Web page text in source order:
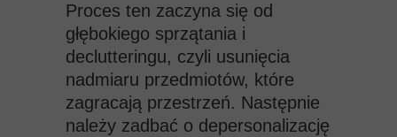
Proces ten zaczyna się od
głębokiego sprzątania i
declutteringu, czyli usunięcia
nadmiaru przedmiotów, które
zagracają przestrzeń. Następnie
należy zadbać o depersonalizację